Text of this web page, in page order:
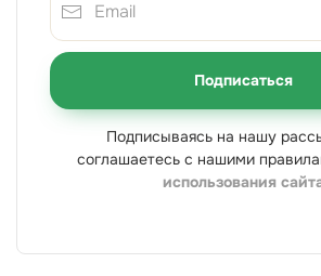
Подписаться
Подписываясь на нашу
соглашаетесь с нашими
использования